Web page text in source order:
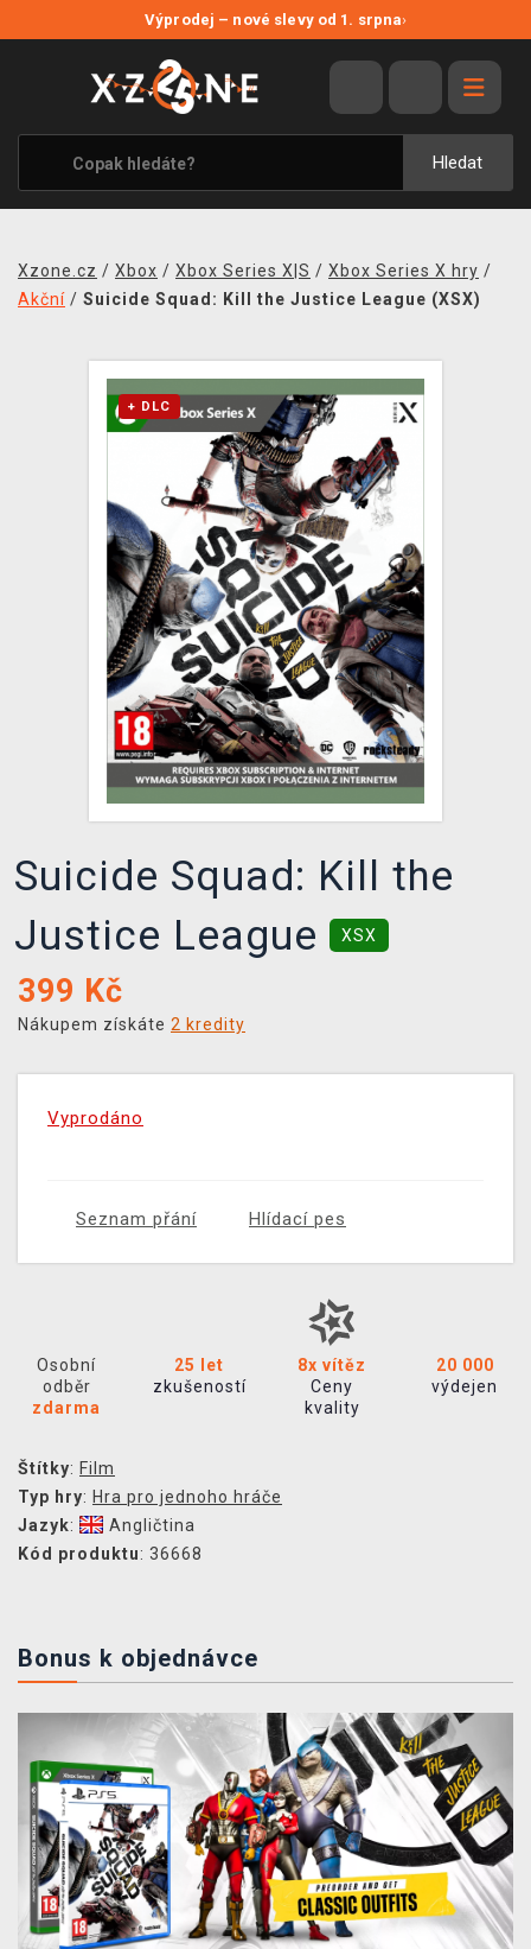
Výprodej – nové slevy od 1. srpna›
Hledat
VÝPRODEJ
VIDEOHRY
XZONE ORIGINALS
TÉMATIKY
MERCHANDISE
PRODEJNY
DOPRAVA
XZONE KLUB
TCG & BOARDGAME HUB
VÝKUP HER (BAZAR)
Xzone.cz / Xbox / Xbox Series X|S / Xbox Series X hry /
Akční / Suicide Squad: Kill the Justice League (XSX)
+ DLC
Suicide Squad: Kill the
Justice League
XSX
399 Kč
Nákupem získáte 2 kredity
Vyprodáno
Seznam přání Hlídací pes
Osobní
odběr
zdarma
25 let
zkušeností
8x vítěz
Ceny
kvality
20 000
výdejen
Štítky: Film
Typ hry: Hra pro jednoho hráče
Jazyk:
Angličtina
Kód produktu: 36668
Bonus k objednávce